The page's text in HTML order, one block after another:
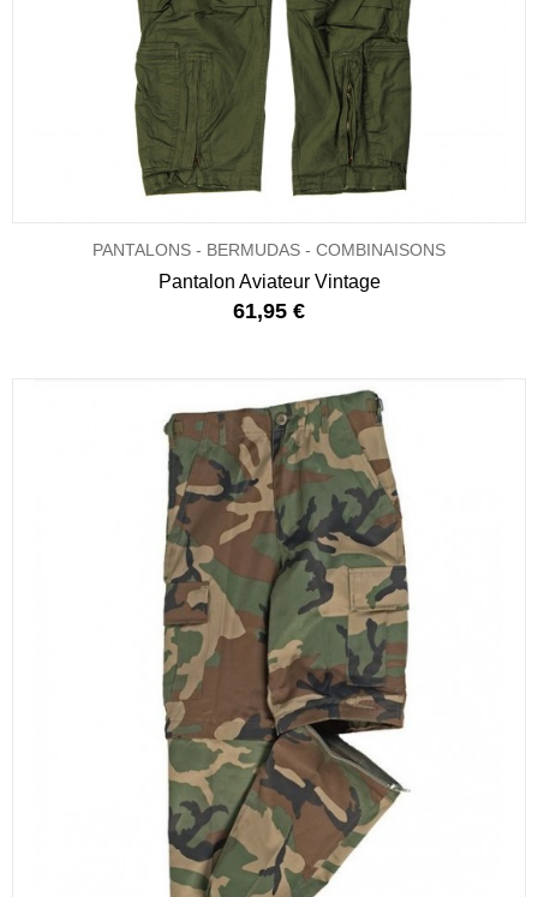
PANTALONS - BERMUDAS - COMBINAISONS
Pantalon Aviateur Vintage
61,95 €